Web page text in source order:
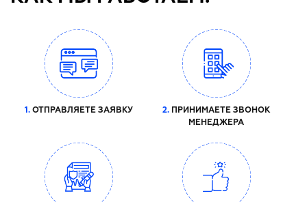
1. ОТПРАВЛЯЕТЕ ЗАЯВКУ 2. ПРИНИМАЕТЕ ЗВОНОК
МЕНЕДЖЕРА